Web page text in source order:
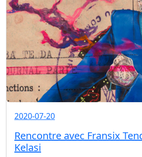
2020-07-20
Rencontre avec Fransix
Kelasi